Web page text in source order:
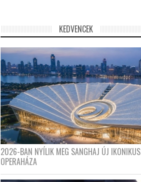
KEDVENCEK
2026-BAN NYÍLIK MEG SANGHAJ ÚJ IKONIKUS
OPERAHÁZA